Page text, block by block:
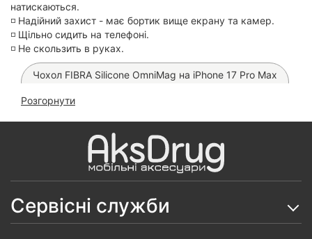
натискаються.
◽️ Надійний захист - має бортик вище екрану та камер.
◽️ Щільно сидить на телефоні.
◽️ Не скользить в руках.
Чохол FIBRA Silicone OmniMag на iPhone 17 Pro Max
Чохол Fibra Carbonite MagSafe на iPhone 17 Pro
Max (Blue Stripes)
Чохол Shock-Proof MagSafe на iPhone 17 Pro Max
Розгорнути
Сервісні служби